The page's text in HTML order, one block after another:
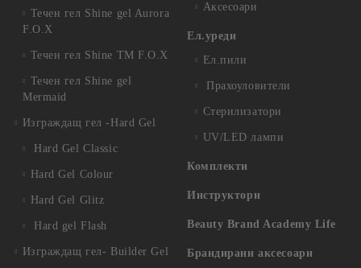
Течен гел Shine gel Aurora
F.O.X
Течен гел Shine TM F.O.X
Течен гел Shine gel
Mermaid
Изграждащ гел -Hard Gel
Hard Gel Classic
Hard Gel Colour
Hard Gel Glitz
Hard gel Flash
Изграждащ гел- Builder Gel
Аксесоари
Ел.уреди
Ел.пили
Прахоуловители
Стерилизатори
UV/LED лампи
Комплекти
Инструктори
Beauty Brand Academy Life
Брандирани аксесоари